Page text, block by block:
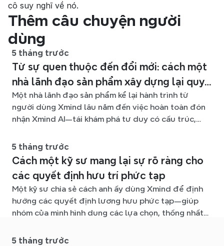
cô suy nghĩ về nó.
Thêm câu chuyện người
dùng
5 tháng trước
Từ sự quen thuộc đến đổi mới: cách một
nhà lãnh đạo sản phẩm xây dựng lại quy
trình tư duy với Xmind AI
Một nhà lãnh đạo sản phẩm kể lại hành trình từ
người dùng Xmind lâu năm đến việc hoàn toàn đón
nhận Xmind AI—tái khám phá tư duy có cấu trúc,
ngày càng lớn trong việc tổ chức ý tưởng ở quy mô
lớn.
5 tháng trước
Cách một kỹ sư mang lại sự rõ ràng cho
các quyết định hưu trí phức tạp
Một kỹ sư chia sẻ cách anh ấy dùng Xmind để định
hướng các quyết định lương hưu phức tạp—giúp
nhóm của mình hình dung các lựa chọn, thống nhất
ngợp.
5 tháng trước